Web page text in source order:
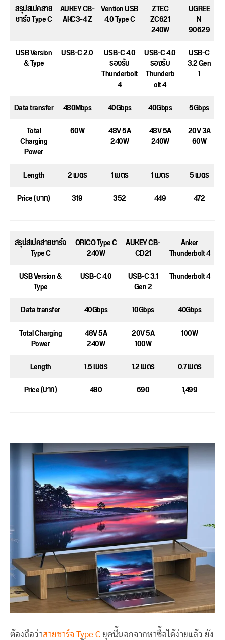
สรุปสเปคสาย
ชาร์จ Type C
AUKEY CB-
AKC3-4 Z
Vention USB
4.0 Type C
ZTEC
ZC621
240W
UGREE
N
90629
USB Version
& Type
USB-C 2.0 USB-C 4.0
รองรับ
Thunderbolt
4
USB-C 4.0
รองรับ
Thunderb
olt 4
USB-C
3.2 Gen
1
Data transfer 480Mbps 40Gbps 40Gbps
5Gbps
Total
Charging
Power
60W 48V 5A
240W
48V 5A
240W
20V 3A
60W
Length 2 เมตร 1 เมตร 1 เมตร
5 เมตร
Price (บาท)
319 352 449 472
สรุปสเปคสายชาร์จ
Type C
ORICO Type C
240W
AUKEY CB-
CD21
Anker
Thunderbolt 4
USB Version &
Type
USB-C 4.0 USB-C 3.1
Gen 2
Thunderbolt 4
Data transfer 40Gbps 10Gbps
40Gbps
Total Charging
Power
48V 5A
240W
20V 5A
100W
100W
Length 1.5 เมตร 1.2 เมตร
0.7 เมตร
Price (บาท)
480 690 1,499
ต้องถือว่าสายชาร์จ Type C ยุคนี้นอกจากหาซื้อได้ง่ายแล้ว ยัง